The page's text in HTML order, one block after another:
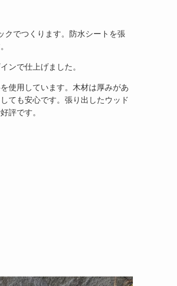
クでつくります。防水シートを張
ンで仕上げました。
使用しています。木材は厚みがあ
ても安心です。張り出したウッド
評です。